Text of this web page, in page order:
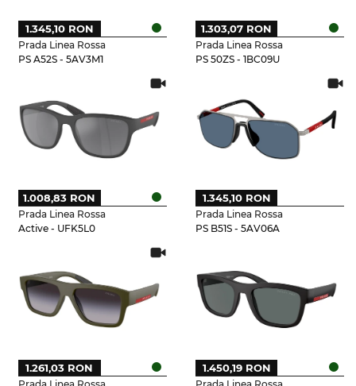
Prada Linea Rossa
PS A52S - 5AV3M1
1.345,10 RON
Prada Linea Rossa
PS 50ZS - 1BC09U
1.303,07 RON
Prada Linea Rossa
Active - UFK5L0
1.008,83 RON
Prada Linea Rossa
PS B51S - 5AV06A
1.345,10 RON
Prada Linea Rossa
1.261,03 RON
Prada Linea Rossa
1.450,19 RON